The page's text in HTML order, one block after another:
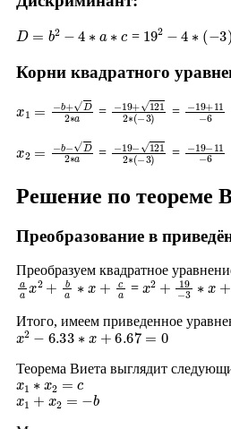
D= 2− a = 192 ∗ − )∗
Корни квадратного
b+D2∗ = −19+121 ∗(−3)
= −19+11
− D2∗ = 19 −121 −3 )
= 19 −11
Решение по теореме
Преобразование в
Преобразуем квадратное
aax2+ba∗x+ca = x2+19−3∗x+
−20−3
Итого, имеем приведенное
x2−6.33∗x+6.67=0
Теорема Виета выглядит
x1∗x2= c
x1 + x2 =− b